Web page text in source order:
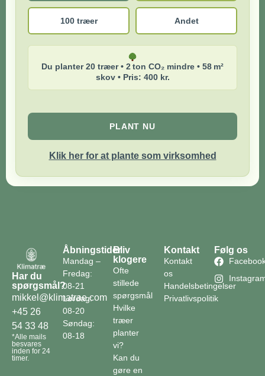
100 træer Andet
Du planter 20 træer • 2 ton CO₂ mindre • 58 m²
skov • Pris: 400 kr.
PLANT NU
Klik her for at plante som virksomhed
Har du
spørgsmål?
mikkel@klimatrae.com
+45 26
54 33 48
*Alle mails
besvares
inden for 24
timer.
Åbningstider
Mandag –
Fredag:
08-21
Lørdag:
08-20
Søndag:
08-18
Bliv
klogere
Ofte
stillede
spørgsmål
Hvilke
træer
planter
vi?
Kan du
gøre en
Kontakt
Kontakt
os
Handelsbetingelser
Privatlivspolitik
Følg os